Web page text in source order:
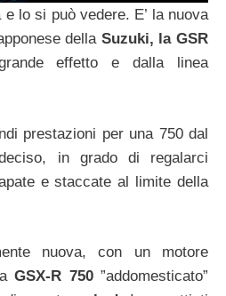
lo si può vedere. E’ la nuova
della Suzuki, la GSR
effetto e dalla linea
prestazioni per una 750 dal
in grado di regalarci
e staccate al limite della
nuova, con un motore
GSX-R 750”addomesticato”